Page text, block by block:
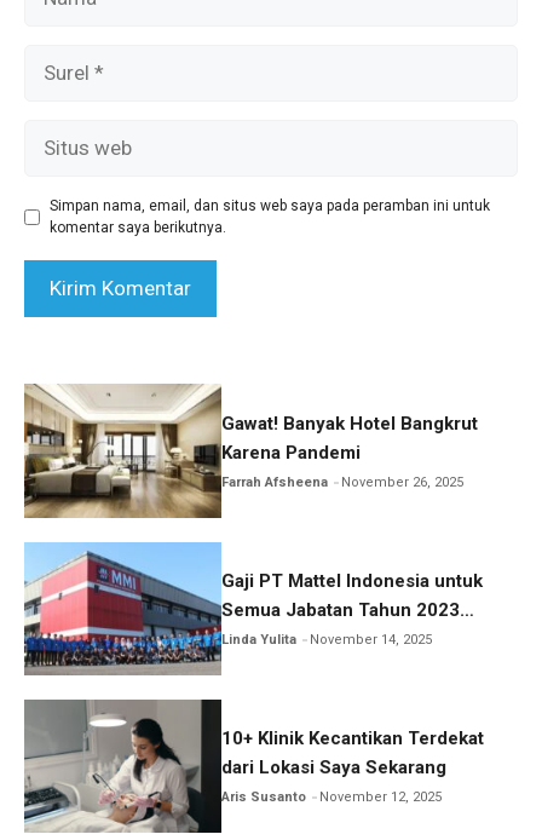
Simpan nama, email, dan situs web saya pada peramban ini untuk
komentar saya berikutnya.
Gawat! Banyak Hotel Bangkrut
Karena Pandemi
Farrah Afsheena November 26, 2025
Gaji PT Mattel Indonesia untuk
Semua Jabatan Tahun 2023
Lengkap!
Linda Yulita November 14, 2025
10+ Klinik Kecantikan Terdekat
dari Lokasi Saya Sekarang
Aris Susanto November 12, 2025